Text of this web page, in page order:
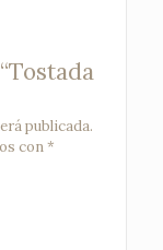
publicada.
con*